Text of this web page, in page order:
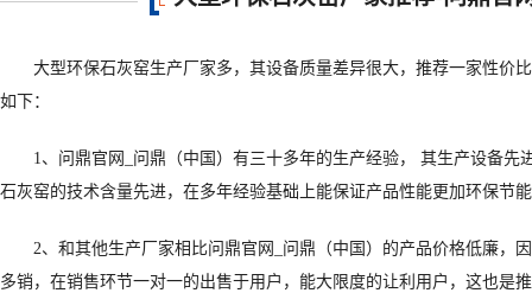
大型环保石灰窑生产厂家多，其设备质量差异很大，推荐一家性价
如下：
1、问鼎官网_问鼎（中国）有三十多年的生产经验， 其生产设备先
石灰窑的技术含量先进，在多年经验基础上能保证产品性能更加环保节
2、和其他生产厂家相比问鼎官网_问鼎（中国）的产品价格低廉，
多销，在销售环节一对一的出售于用户，能大限度的让利用户，这也是